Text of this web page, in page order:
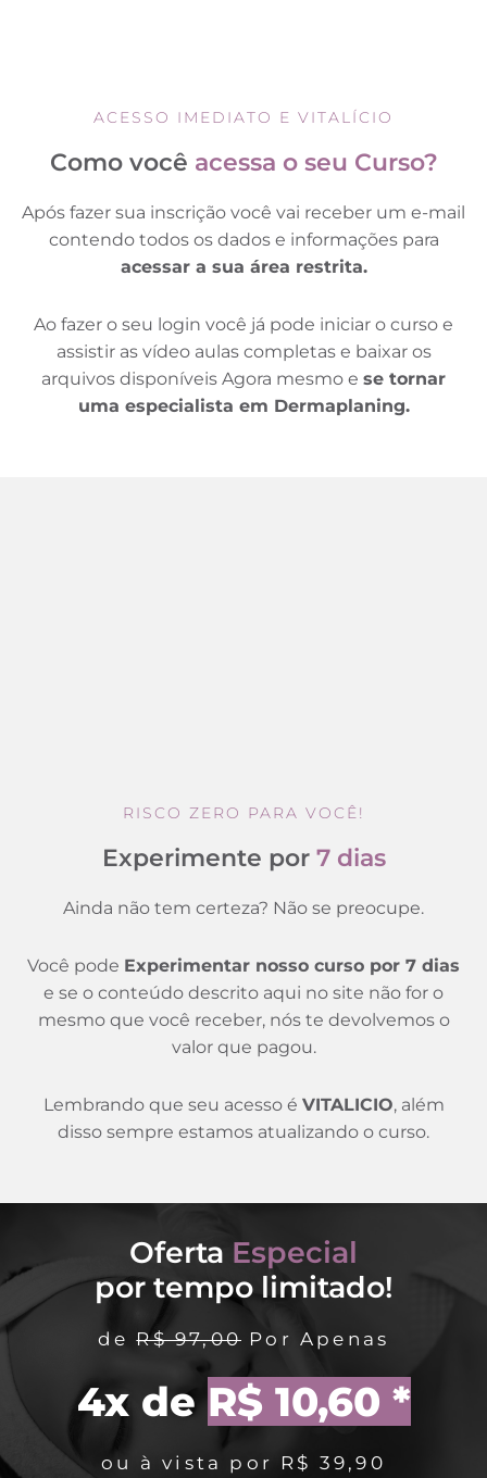
ACESSO IMEDIATO E VITALÍCIO
Como você acessa o seu Curso?
Após fazer sua inscrição você vai receber um e-mail
contendo todos os dados e informações para
acessar a sua área restrita.
Ao fazer o seu login você já pode iniciar o curso e
assistir as vídeo aulas completas e baixar os
arquivos disponíveis Agora mesmo e se tornar
uma especialista em Dermaplaning.
RISCO ZERO PARA VOCÊ!
Experimente por 7 dias
Ainda não tem certeza? Não se preocupe.
Você pode Experimentar nosso curso por 7 dias
e se o conteúdo descrito aqui no site não for o
mesmo que você receber, nós te devolvemos o
valor que pagou.
Lembrando que seu acesso é VITALICIO, além
disso sempre estamos atualizando o curso.
Oferta Especial
por tempo limitado!
deR$ 97,00 Por Apenas
4x de R$ 10,60 *
ou à vista por R$ 39,90